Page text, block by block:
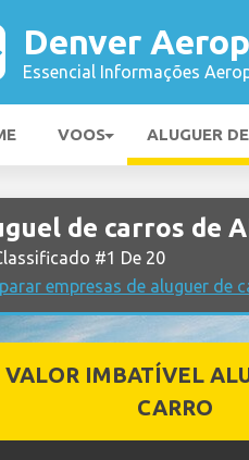
Denver
Essencial Informações
VOOS ALUGUER
de carros de
#1 De 20
empresas de aluguer de
VALOR IMBATÍVEL
CARRO